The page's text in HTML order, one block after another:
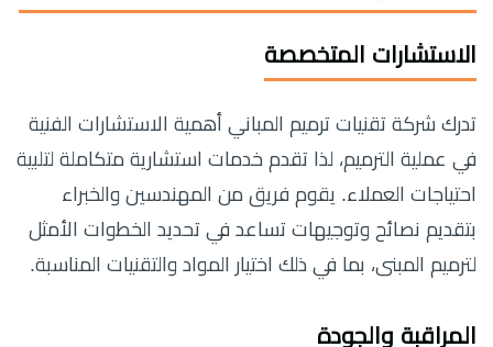
الاستشارات المتخصصة
تدرك شركة تقنيات ترميم المباني أهمية الاستشارات الفنية
في عملية الترميم، لذا تقدم خدمات استشارية متكاملة لتلبية
احتياجات العملاء. يقوم فريق من المهندسين والخبراء
بتقديم نصائح وتوجيهات تساعد في تحديد الخطوات الأمثل
لترميم المبنى، بما في ذلك اختيار المواد والتقنيات المناسبة.
المراقبة والجودة